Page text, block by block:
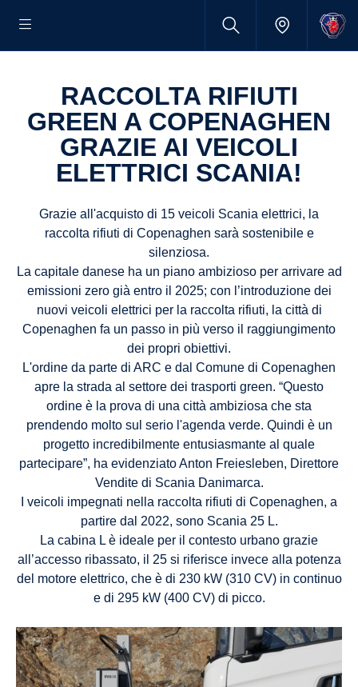
RACCOLTA RIFIUTI
GREEN A COPENAGHEN
GRAZIE AI VEICOLI
ELETTRICI SCANIA!
Grazie all'acquisto di 15 veicoli Scania elettrici, la
raccolta rifiuti di Copenaghen sarà sostenibile e
silenziosa.
La capitale danese ha un piano ambizioso per arrivare ad
emissioni zero già entro il 2025; con l’introduzione dei
nuovi veicoli elettrici per la raccolta rifiuti, la città di
Copenaghen fa un passo in più verso il raggiungimento
dei propri obiettivi.
L'ordine da parte di ARC e dal Comune di Copenaghen
apre la strada al settore dei trasporti green. “Questo
ordine è la prova di una città ambiziosa che sta
prendendo molto sul serio l'agenda verde. Quindi è un
progetto incredibilmente entusiasmante al quale
partecipare”, ha evidenziato Anton Freiesleben, Direttore
Vendite di Scania Danimarca.
I veicoli impegnati nella raccolta rifiuti di Copenaghen, a
partire dal 2022, sono Scania 25 L.
La cabina L è ideale per il contesto urbano grazie
all’accesso ribassato, il 25 si riferisce invece alla potenza
del motore elettrico, che è di 230 kW (310 CV) in continuo
e di 295 kW (400 CV) di picco.